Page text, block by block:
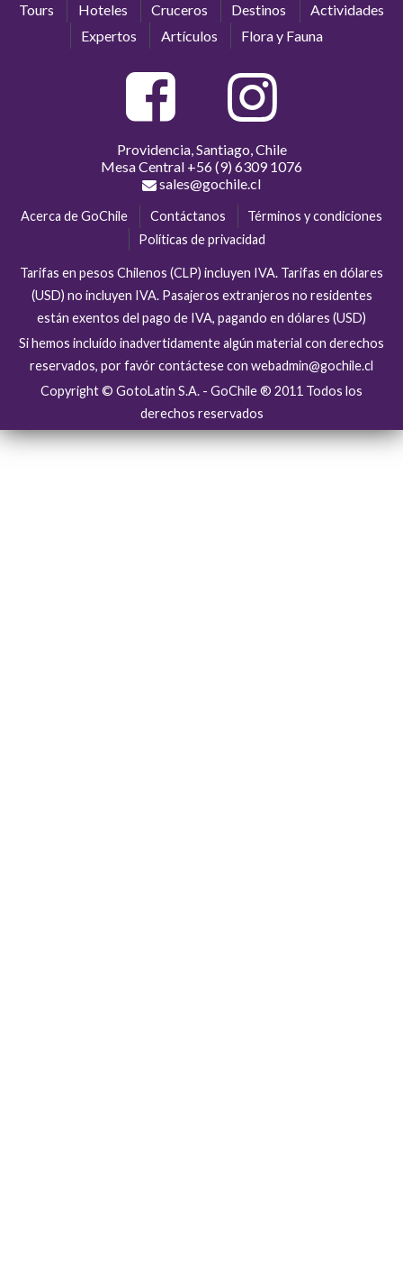
Tours Hoteles Cruceros Destinos
Actividades
Expertos
Artículos Flora y Fauna
Providencia, Santiago, Chile
Mesa Central +56 (9) 6309 1076
sales@gochile.cl
Acerca de GoChile Contáctanos
Términos y condiciones
Políticas de privacidad
Tarifas en pesos Chilenos (CLP) incluyen IVA. Tarifas en dólares
(USD) no incluyen IVA. Pasajeros extranjeros no residentes
están exentos del pago de IVA, pagando en dólares (USD)
Si hemos incluído inadvertidamente algún material con derechos
reservados, por favór contáctese con webadmin@gochile.cl
Copyright © GotoLatin S.A. - GoChile ® 2011 Todos los
derechos reservados